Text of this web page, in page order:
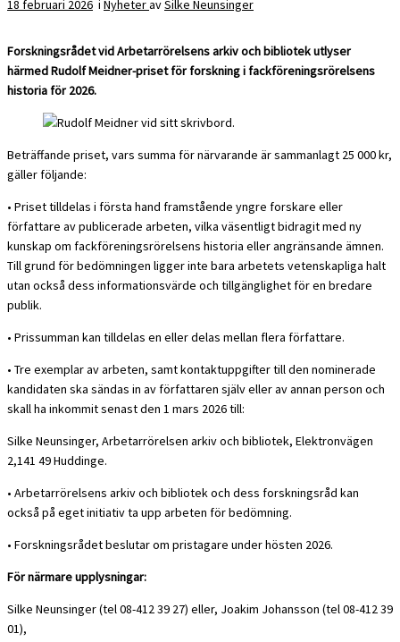
18 februari 2026 i NyheteravSilke Neunsinger
Forskningsrådet vid Arbetarrörelsens arkiv och bibliotek utlyser
härmed Rudolf Meidner-priset för forskning i fackföreningsrörelsens
historia för 2026.
Beträffande priset, vars summa för närvarande är sammanlagt 25 000 kr,
gäller följande:
• Priset tilldelas i första hand framstående yngre forskare eller
författare av publicerade arbeten, vilka väsentligt bidragit med ny
kunskap om fackföreningsrörelsens historia eller angränsande ämnen.
Till grund för bedömningen ligger inte bara arbetets vetenskapliga halt
utan också dess informationsvärde och tillgänglighet för en bredare
publik.
• Prissumman kan tilldelas en eller delas mellan flera författare.
• Tre exemplar av arbeten, samt kontaktuppgifter till den nominerade
kandidaten ska sändas in av författaren själv eller av annan person och
skall ha inkommit senast den 1 mars 2026 till:
Silke Neunsinger, Arbetarrörelsen arkiv och bibliotek, Elektronvägen
2,141 49 Huddinge.
• Arbetarrörelsens arkiv och bibliotek och dess forskningsråd kan
också på eget initiativ ta upp arbeten för bedömning.
• Forskningsrådet beslutar om pristagare under hösten 2026.
För närmare upplysningar:
Silke Neunsinger (tel 08-412 39 27) eller, Joakim Johansson (tel 08-412 39
01),